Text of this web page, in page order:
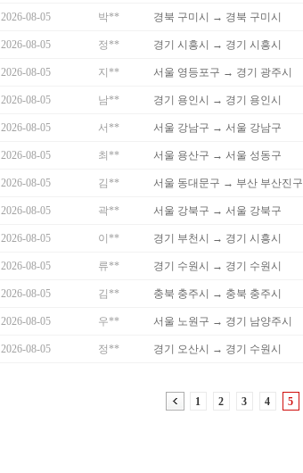
2026-08-05 박** 경북 구미시 → 경북 구미시
2026-08-05 정** 경기 시흥시 → 경기 시흥시
2026-08-05 지** 서울 영등포구 → 경기 광주시
2026-08-05 남** 경기 용인시 → 경기 용인시
2026-08-05 서** 서울 강남구 → 서울 강남구
2026-08-05 최** 서울 용산구 → 서울 성동구
2026-08-05 김** 서울 동대문구 → 부산 부산진구
2026-08-05 곽** 서울 강북구 → 서울 강북구
2026-08-05 이** 경기 부천시 → 경기 시흥시
2026-08-05 류** 경기 수원시 → 경기 수원시
2026-08-05 김** 충북 충주시 → 충북 충주시
2026-08-05 우** 서울 노원구 → 경기 남양주시
2026-08-05 정** 경기 오산시 → 경기 수원시
1 2 3 4 5